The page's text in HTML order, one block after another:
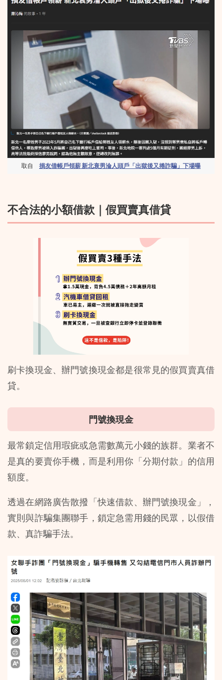
取自 損友借帳戶領薪 新北衰男淪人頭戶「出獄後又捲詐騙」下場曝
不合法的小額借款｜假買賣真借貸
刷卡換現金、辦門號換現金都是很常見的假買賣真借
貸。
門號換現金
最常鎖定信用瑕疵或急需數萬元小錢的族群。業者不
是真的要賣你手機，而是利用你「分期付款」的信用
額度。
透過在網路廣告散撥「快速借款、辦門號換現金」，
實則與詐騙集團聯手，鎖定急需用錢的民眾，以假借
款、真詐騙手法。